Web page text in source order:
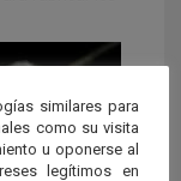
similares para
como su visita
u oponerse al
legítimos en